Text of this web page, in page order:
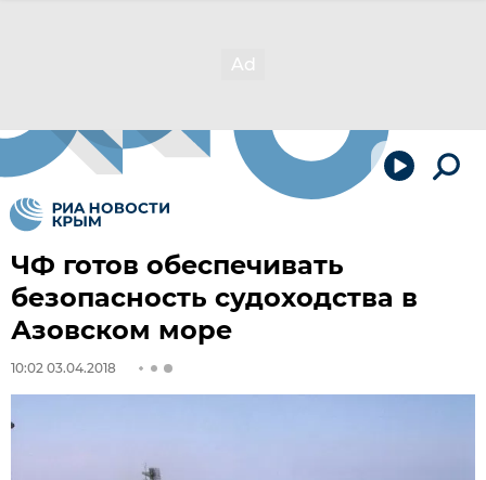
ЧФ готов обеспечивать
безопасность судоходства в
Азовском море
10:02 03.04.2018